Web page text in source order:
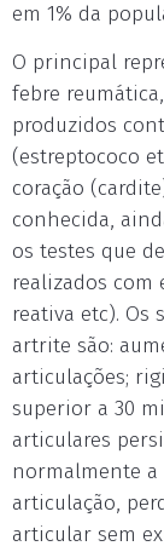
em 1% da
O principal
febre
produzidos
(estreptococo
coração
conhecida,
os testes que
realizados com
reativa etc). Os
artrite são:
articulações;
superior a 30
articulares
normalmente a
articulação,
articular sem